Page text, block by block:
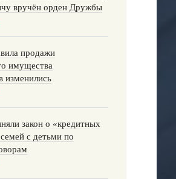
вручён орден Дружбы
продажи
имущества
изменились
закон о «кредитных
с детьми по